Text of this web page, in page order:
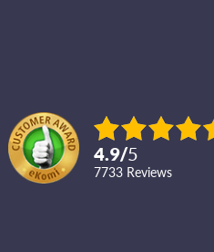
4.9/5
7733 reviews